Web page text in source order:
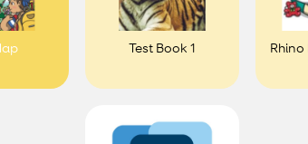
Test Book 1
Rhino